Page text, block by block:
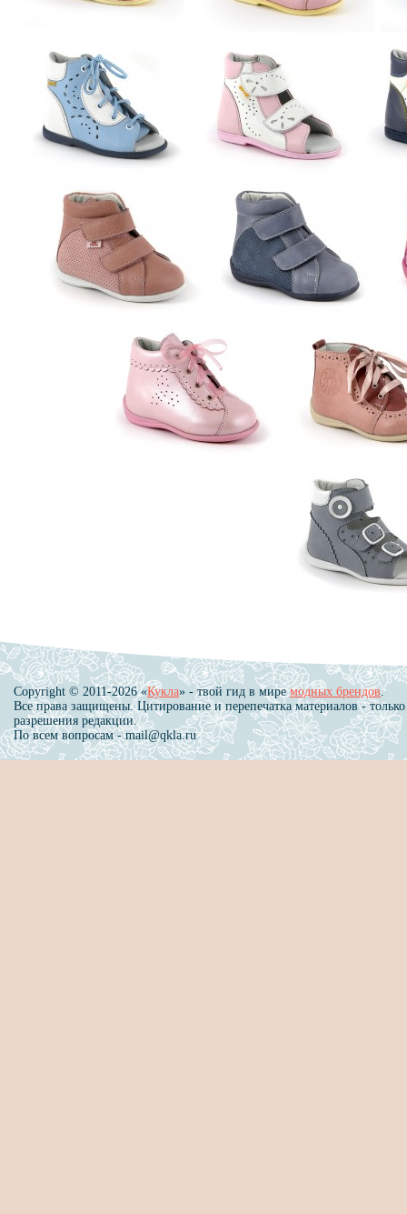
Copyright © 2011-2026 «Кукла» - твой гид в миремодных брендов.
Все права защищены. Цитирование и перепечатка материалов - только
разрешения редакции.
По всем вопросам - mail@qkla.ru